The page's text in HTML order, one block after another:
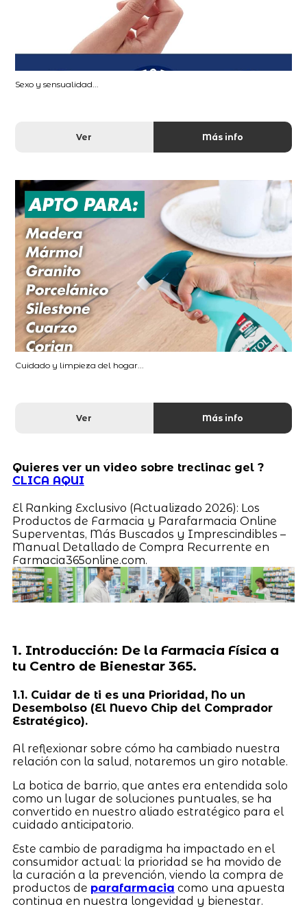
Sexo y sensualidad...
Ver Más info
Cuidado y limpieza del hogar...
Ver Más info
Quieres ver un video sobre treclinac gel ?
CLICA AQUI
El Ranking Exclusivo (Actualizado 2026): Los
Productos de Farmacia y Parafarmacia Online
Superventas, Más Buscados y Imprescindibles –
Manual Detallado de Compra Recurrente en
Farmacia365online.com.
1. Introducción: De la Farmacia Física a
tu Centro de Bienestar 365.
1.1. Cuidar de ti es una Prioridad, No un
Desembolso (El Nuevo Chip del Comprador
Estratégico).
Al reflexionar sobre cómo ha cambiado nuestra
relación con la salud, notaremos un giro notable.
La botica de barrio, que antes era entendida solo
como un lugar de soluciones puntuales, se ha
convertido en nuestro aliado estratégico para el
cuidado anticipatorio.
Este cambio de paradigma ha impactado en el
consumidor actual: la prioridad se ha movido de
la curación a la prevención, viendo la compra de
productos de parafarmacia como una apuesta
continua en nuestra longevidad y bienestar.